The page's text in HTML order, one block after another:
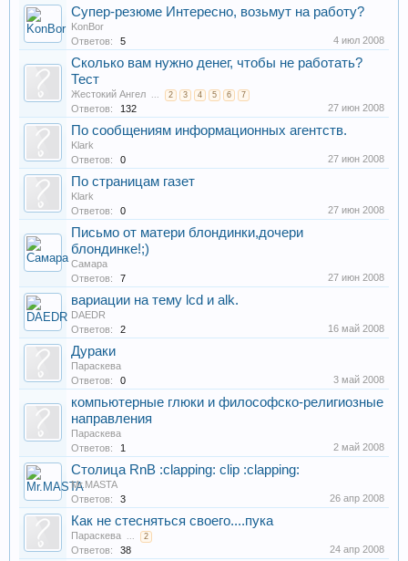
Супер-резюме Интересно, возьмут на работу?
KonBor
Ответов:
5 4 июл 2008
Сколько вам нужно денег, чтобы не работать?
Тест
Жестокий Ангел ... 2 3 4 5 6 7
Ответов: 132 27 июн 2008
По сообщениям информационных агентств.
Klark
Ответов:
0 27 июн 2008
По страницам газет
Klark
Ответов:
0 27 июн 2008
Письмо от матери блондинки,дочери
блондинке!;)
Самара
Ответов:
7 27 июн 2008
вариации на тему lcd и alk.
DAEDR
Ответов:
2 16 май 2008
Дураки
Параскева
Ответов:
0 3 май 2008
компьютерные глюки и философско-религиозные
направления
Параскева
Ответов:
1 2 май 2008
Столица RnB :clapping: clip :clapping:
Mr.MASTA
Ответов:
3 26 апр 2008
Как не стесняться своего....пука
Параскева ... 2
Ответов: 38 24 апр 2008